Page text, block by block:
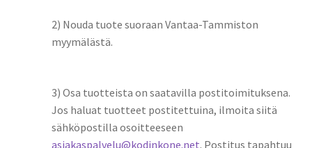
2) Nouda tuote suoraan Vantaa-Tammiston
myymälästä.
3) Osa tuotteista on saatavilla postitoimituksena.
Jos haluat tuotteet postitettuina, ilmoita siitä
sähköpostilla osoitteeseen
asiakaspalvelu@kodinkone.net. Postitus tapahtuu